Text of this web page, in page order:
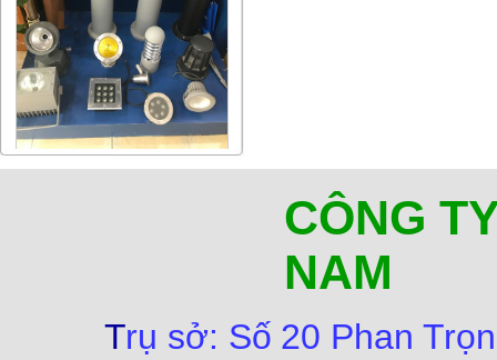
CÔNG
NAM
Trụ sở: Số 20 Phan